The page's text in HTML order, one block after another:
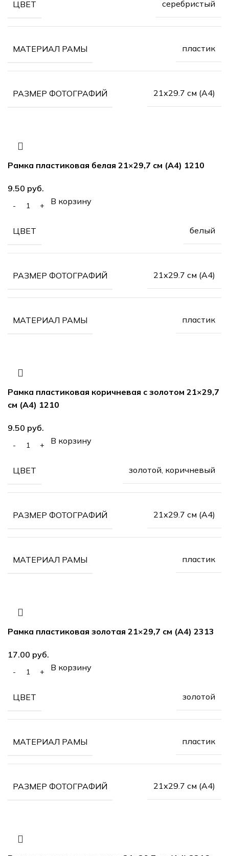
ЦВЕТ серебристый
МАТЕРИАЛ РАМЫ пластик
РАЗМЕР ФОТОГРАФИЙ 21х29.7 см (А4)
Рамка пластиковая белая 21×29,7 см (А4) 1210
руб.
В корзину
ЦВЕТ белый
РАЗМЕР ФОТОГРАФИЙ 21х29.7 см (А4)
МАТЕРИАЛ РАМЫ пластик
Рамка пластиковая коричневая с золотом 21×29,7
см (А4) 1210
руб.
В корзину
ЦВЕТ золотой, коричневый
РАЗМЕР ФОТОГРАФИЙ 21х29.7 см (А4)
МАТЕРИАЛ РАМЫ пластик
Рамка пластиковая золотая 21×29,7 см (А4) 2313
руб.
В корзину
ЦВЕТ золотой
МАТЕРИАЛ РАМЫ пластик
РАЗМЕР ФОТОГРАФИЙ 21х29.7 см (А4)